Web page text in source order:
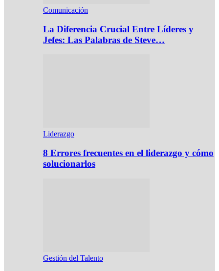
Comunicación
La Diferencia Crucial Entre Líderes y
Jefes: Las Palabras de Steve…
Liderazgo
8 Errores frecuentes en el liderazgo y cómo
solucionarlos
Gestión del Talento